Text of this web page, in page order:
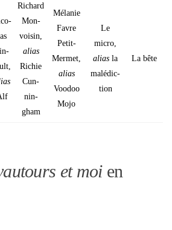
Richard
Mon­
voi­sin,
alias
Richie
Cun­
nin­
gham
Méla­nie
Favre
Petit-
Mer­met,
alias
Voo­doo
Mojo
Le
micro,
alias la
malé­dic­
tion
La bête
et moien